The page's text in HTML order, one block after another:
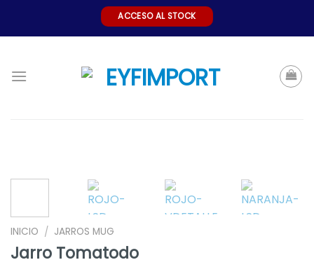
ACCESO AL STOCK
INICIO / JARROS MUG
Jarro Tomatodo